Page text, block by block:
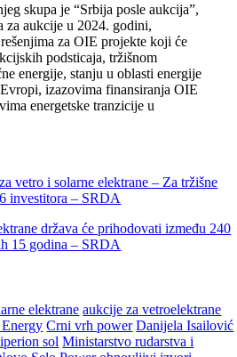
skupa je “Srbija posle aukcija”,
za aukcije u 2024. godini,
za OIE projekte koji će
podsticaja, tržišnom
energije, stanju u oblasti energije
izazovima finansiranja OIE
energetske tranzicije u
vetro i solarne elektrane – Za tržišne
investitora – SRDA
država će prihodovati između 240
15 godina – SRDA
elektrane aukcije za vetroelektrane
Crni vrh power Danijela Isailović
sol Ministarstvo rudarstva i